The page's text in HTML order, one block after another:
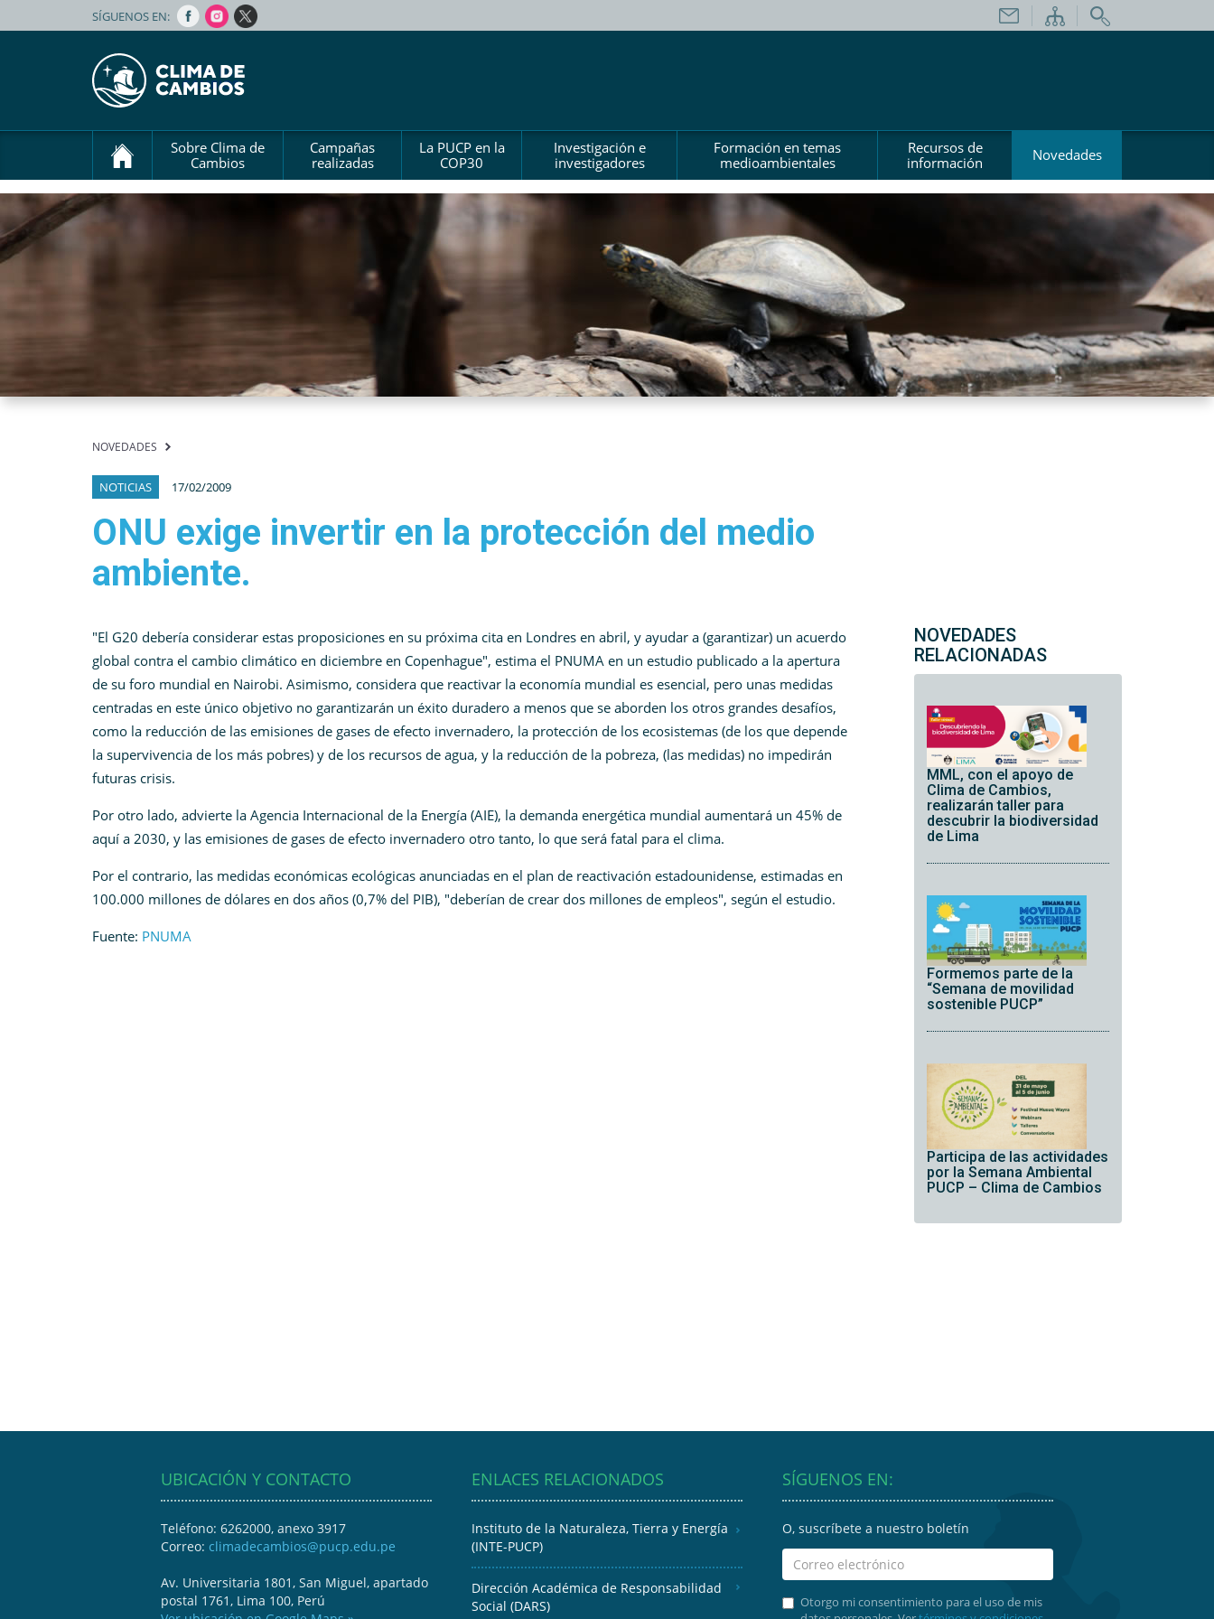
SÍGUENOS EN:
Sobre Clima de
Cambios
Campañas
realizadas
La PUCP en la
COP30
Investigación e
investigadores
Formación en temas
medioambientales
Recursos de
información
Novedades
NOVEDADES
NOTICIAS 17/02/2009
ONU exige invertir en la protección del medio
ambiente.
"El G20 debería considerar estas proposiciones en su próxima cita en Londres en abril, y ayudar a (garantizar) un acuerdo
global contra el cambio climático en diciembre en Copenhague", estima el PNUMA en un estudio publicado a la apertura
de su foro mundial en Nairobi. Asimismo, considera que reactivar la economía mundial es esencial, pero unas medidas
centradas en este único objetivo no garantizarán un éxito duradero a menos que se aborden los otros grandes desafíos,
como la reducción de las emisiones de gases de efecto invernadero, la protección de los ecosistemas (de los que depende
la supervivencia de los más pobres) y de los recursos de agua, y la reducción de la pobreza, (las medidas) no impedirán
futuras crisis.
Por otro lado, advierte la Agencia Internacional de la Energía (AIE), la demanda energética mundial aumentará un 45% de
aquí a 2030, y las emisiones de gases de efecto invernadero otro tanto, lo que será fatal para el clima.
Por el contrario, las medidas económicas ecológicas anunciadas en el plan de reactivación estadounidense, estimadas en
100.000 millones de dólares en dos años (0,7% del PIB), "deberían de crear dos millones de empleos", según el estudio.
Fuente: PNUMA
NOVEDADES
RELACIONADAS
MML, con el apoyo de
Clima de Cambios,
realizarán taller para
descubrir la biodiversidad
de Lima
Formemos parte de la
“Semana de movilidad
sostenible PUCP”
Participa de las actividades
por la Semana Ambiental
PUCP – Clima de Cambios
UBICACIÓN Y CONTACTO
Teléfono: 6262000, anexo 3917
Correo: climadecambios@pucp.edu.pe
Av. Universitaria 1801, San Miguel, apartado
postal 1761, Lima 100, Perú
ENLACES RELACIONADOS
Instituto de la Naturaleza, Tierra y Energía
(INTE-PUCP)
Dirección Académica de Responsabilidad
Social (DARS)
SÍGUENOS EN:
O, suscríbete a nuestro boletín
Otorgo mi consentimiento para el uso de mis